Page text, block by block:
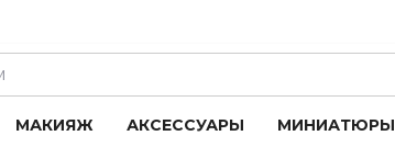
МАКИЯЖ АКСЕССУАРЫ МИНИАТЮРЫ